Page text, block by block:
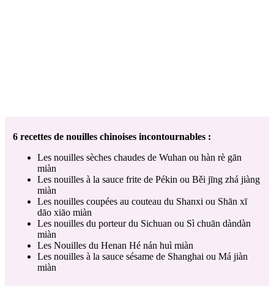
6 recettes de nouilles chinoises incontournables :
Les nouilles sèches chaudes de Wuhan ou hàn rè gān
miàn
Les nouilles à la sauce frite de Pékin ou Běi jīng zhá jiàng
miàn
Les nouilles coupées au couteau du Shanxi ou Shān xī
dāo xiāo miàn
Les nouilles du porteur du Sichuan ou Sì chuān dàndàn
miàn
Les Nouilles du Henan Hé nán huì miàn
Les nouilles à la sauce sésame de Shanghai ou Má jiàn
miàn